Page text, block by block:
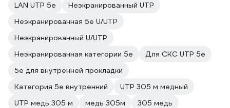
LAN UTP 5e
Неэкранированный UTP
Неэкранированная 5e U/UTP
Неэкранированный U/UTP
Неэкранированная категории 5е
Для СКС UTP 5e
5е для внутренней прокладки
Категория 5е внутренний
UTP 305 м медный
UTP медь 305 м
медь 305м
305 медь